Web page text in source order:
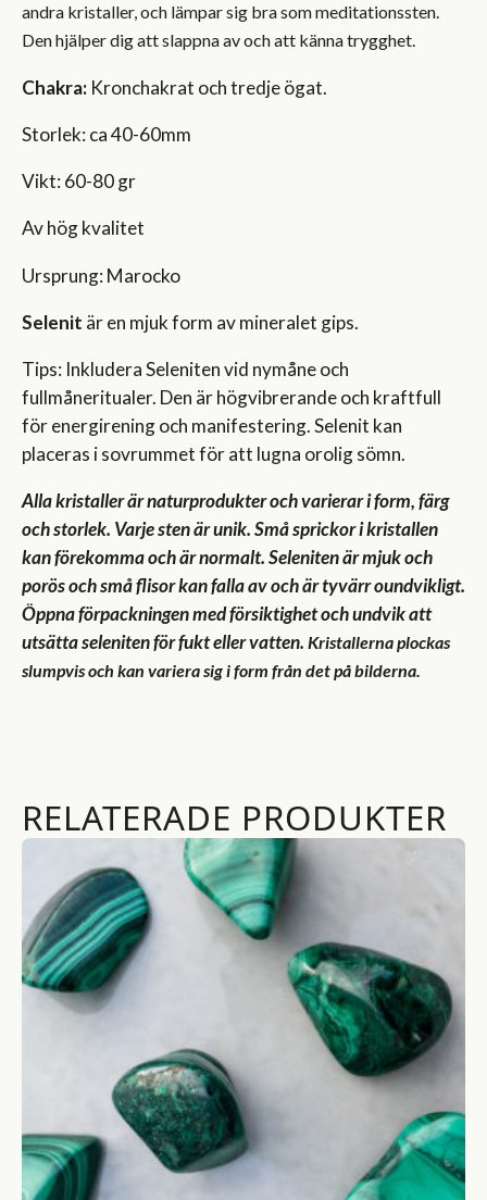
andra kristaller, och lämpar sig bra som meditationssten.
Den hjälper dig att slappna av och att känna trygghet.
Chakra: Kronchakrat och tredje ögat.
Storlek: ca 40-60mm
Vikt: 60-80 gr
Av hög kvalitet
Ursprung: Marocko
Selenit är en mjuk form av mineralet gips.
Tips: Inkludera Seleniten vid nymåne och
fullmåneritualer. Den är högvibrerande och kraftfull
för energirening och manifestering. Selenit kan
placeras i sovrummet för att lugna orolig sömn.
Alla kristaller är naturprodukter och varierar i form, färg
och storlek. Varje sten är unik. Små sprickor i kristallen
kan förekomma och är normalt. Seleniten är mjuk och
porös och små flisor kan falla av och är tyvärr oundvikligt.
Öppna förpackningen med försiktighet och undvik att
utsätta seleniten för fukt eller vatten. Kristallerna plockas
slumpvis och kan variera sig i form från det på bilderna.
RELATERADE PRODUKTER